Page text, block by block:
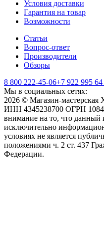
Условия доставки
Гарантия на товар
Возможности
Статьи
Вопрос-ответ
Производители
Обзоры
8 800 222-45-06+7 922 995 64
Мы в социальных сетях:
2026 © Магазин-
ИНН 4345238700 ОГРН
внимание на то, что данный
исключительно
условиях не является
положениями ч. 2 ст. 437
Федерации.